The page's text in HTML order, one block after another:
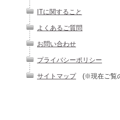
ITに関すること
よくあるご質問
お問い合わせ
プライバシーポリシー
サイトマップ(※現在ご覧